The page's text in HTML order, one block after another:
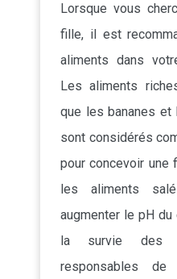
Lorsque vous
fille, il est
aliments dans
Les aliments
que les bananes
sont considérés
pour concevoir une
les aliments
augmenter le pH
la survie des
responsables